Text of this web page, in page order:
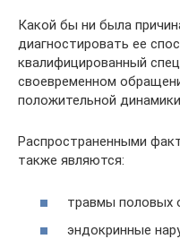
Какой бы ни была
диагностировать ее
квалифицированный
своевременном
положительной
Распространенными
также являются:
травмы половых
эндокринные